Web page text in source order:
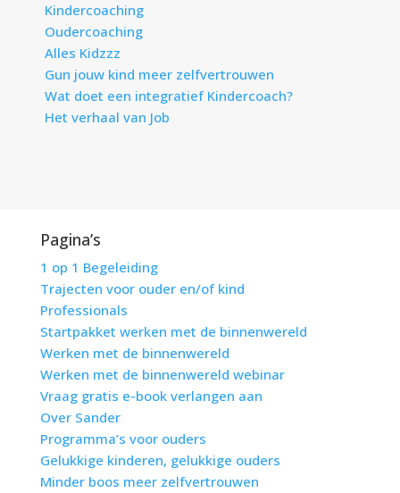
Kindercoaching
Oudercoaching
Alles Kidzzz
Gun jouw kind meer zelfvertrouwen
Wat doet een integratief Kindercoach?
Het verhaal van Job
Pagina’s
1 op 1 Begeleiding
Trajecten voor ouder en/of kind
Professionals
Startpakket werken met de binnenwereld
Werken met de binnenwereld
Werken met de binnenwereld webinar
Vraag gratis e-book verlangen aan
Over Sander
Programma’s voor ouders
Gelukkige kinderen, gelukkige ouders
Minder boos meer zelfvertrouwen